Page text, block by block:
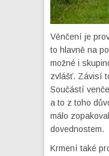
Věnčení je
to hlavně na
možné i
zvlášť. Závisí
Součástí
a to z toho
málo
dovednostem.
Krmení také